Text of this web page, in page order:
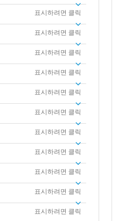
표시하려면 클릭
표시하려면 클릭
표시하려면 클릭
표시하려면 클릭
표시하려면 클릭
표시하려면 클릭
표시하려면 클릭
표시하려면 클릭
표시하려면 클릭
표시하려면 클릭
표시하려면 클릭